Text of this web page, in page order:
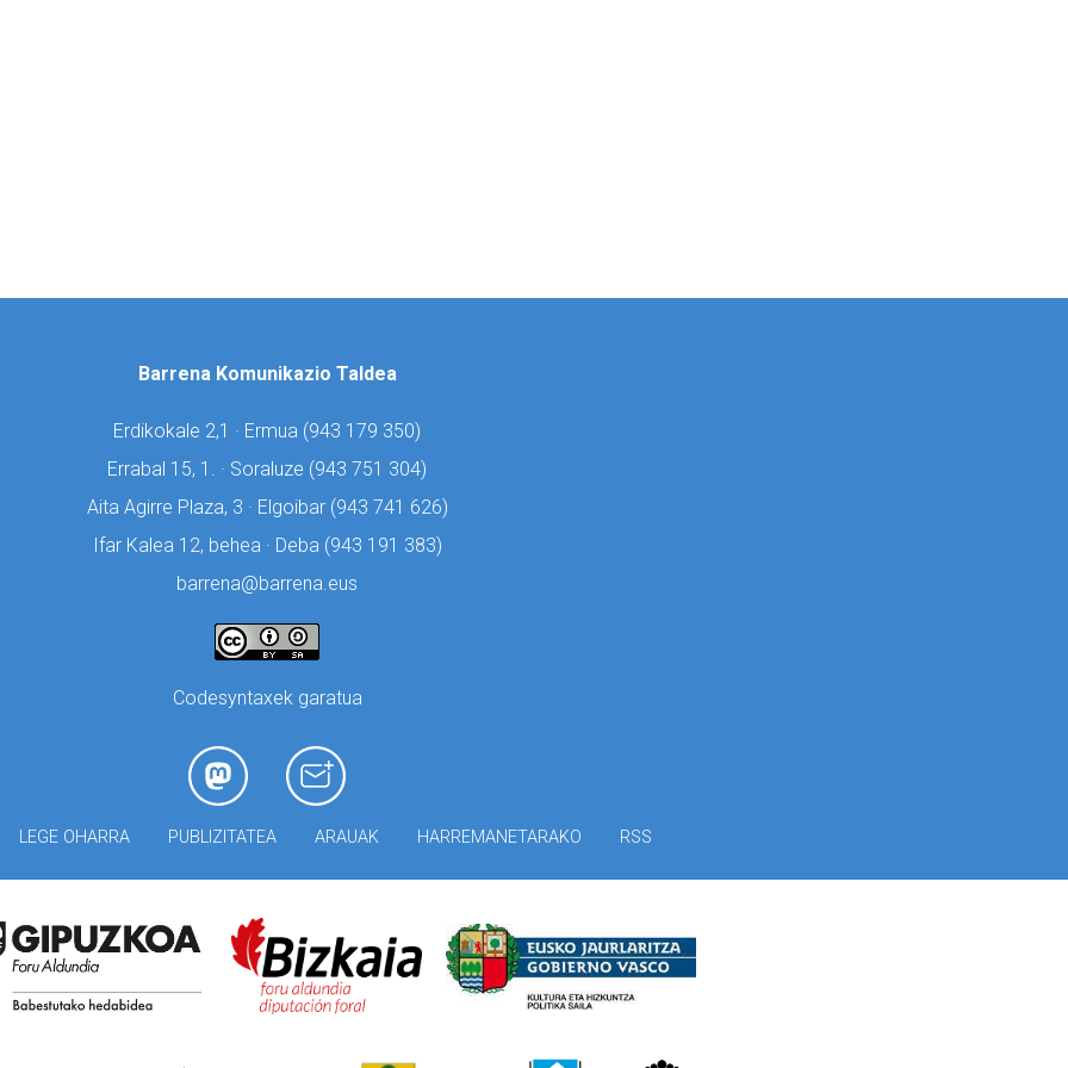
Barrena Komunikazio Taldea
Erdikokale 2,1 · Ermua (943 179 350)
Errabal 15, 1. · Soraluze (943 751 304)
Aita Agirre Plaza, 3 · Elgoibar (943 741 626)
Ifar Kalea 12, behea · Deba (943 191 383)
barrena@barrena.eus
Codesyntaxek garatua
LEGE OHARRA PUBLIZITATEA ARAUAK HARREMANETARAKO RSS